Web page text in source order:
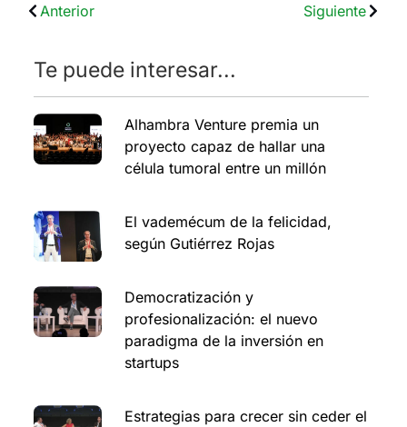
Anterior Siguiente
Te puede interesar...
Alhambra Venture premia un
proyecto capaz de hallar una
célula tumoral entre un millón
El vademécum de la felicidad,
según Gutiérrez Rojas
Democratización y
profesionalización: el nuevo
paradigma de la inversión en
startups
Estrategias para crecer sin ceder el